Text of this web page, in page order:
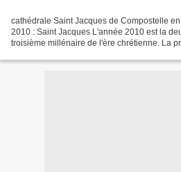
cathédrale Saint Jacques de Compostelle
2010 : Saint Jacques L'année 2010 est la
troisième millénaire de l'ère chrétienne. La